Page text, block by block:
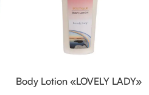
Body Lotion «LOVELY LADY»